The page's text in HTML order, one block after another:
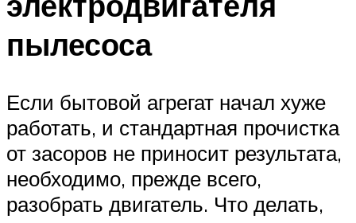
пылесоса
Если бытовой агрегат начал хуже
работать, и стандартная прочистка
от засоров не приносит результата,
необходимо, прежде всего,
разобрать двигатель. Что делать,